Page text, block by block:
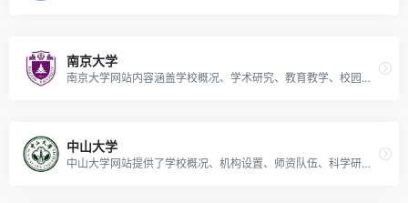
南京大学
南京大学网站内容涵盖学校概况、学术研究、教育教学、校园生活、招生就业等方面信息。
中山大学
中山大学网站提供了学校概况、机构设置、师资队伍、科学研究、人才培养、招生就业、国际交流、校园生活等方面的信息。